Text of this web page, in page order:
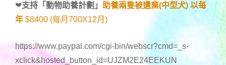
❤支持「動物助養計劃 」 助養兩隻被遺棄(中型犬) 以每
年 $8400 (每月700X12月)
https://www.paypal.com/cgi-bin/webscr?cmd=_s-
xclick&hosted_button_id=UJZM2E24EEKUN